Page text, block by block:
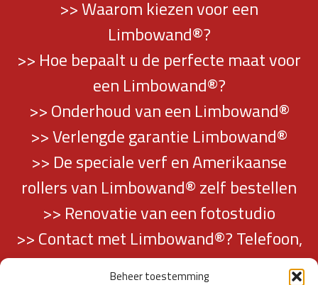
Beheer toestemming
>> Waarom kiezen voor een
Limbowand®?
>> Hoe bepaalt u de perfecte maat voor
een Limbowand®?
>> Onderhoud van een Limbowand®
>> Verlengde garantie Limbowand®
>> De speciale verf en Amerikaanse
rollers van Limbowand® zelf bestellen
>> Renovatie van een fotostudio
>> Contact met Limbowand®? Telefoon,
mail en adresgegevens vindt u hier…